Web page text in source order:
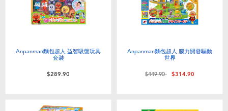
電池
人氣角色
Anpanman麵包超人 益智吸盤玩具
套裝
$289.90
Anpanman麵包超人 腦力開發驅動
世界
價格從
$449.90至$314.90